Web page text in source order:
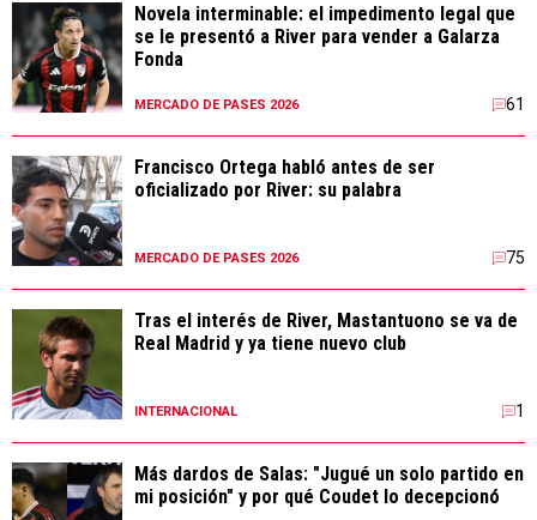
Novela interminable: el impedimento legal que
se le presentó a River para vender a Galarza
Fonda
MERCADO DE PASES 2026 61
Francisco Ortega habló antes de ser
oficializado por River: su palabra
MERCADO DE PASES 2026 75
Tras el interés de River, Mastantuono se va de
Real Madrid y ya tiene nuevo club
INTERNACIONAL 1
Más dardos de Salas: "Jugué un solo partido en
mi posición" y por qué Coudet lo decepcionó